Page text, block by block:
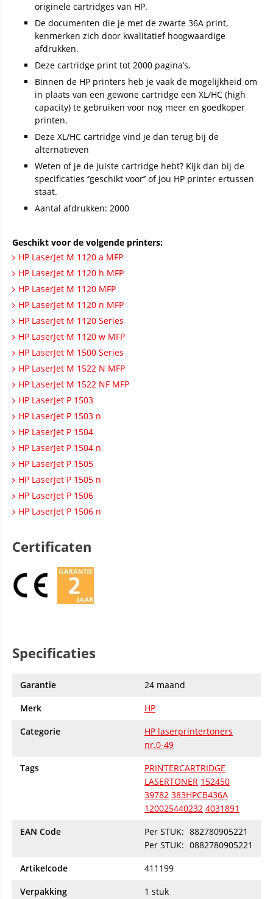
originele cartridges van HP.
De documenten die je met de zwarte 36A print,
kenmerken zich door kwalitatief hoogwaardige
afdrukken.
Deze cartridge print tot 2000 pagina’s.
Binnen de HP printers heb je vaak de mogelijkheid om
in plaats van een gewone cartridge een XL/HC (high
capacity) te gebruiken voor nog meer en goedkoper
printen.
Deze XL/HC cartridge vind je dan terug bij de
alternatieven
Weten of je de juiste cartridge hebt? Kijk dan bij de
specificaties ‘’geschikt voor’’ of jou HP printer ertussen
staat.
Aantal afdrukken: 2000
Geschikt voor de volgende printers:
HP LaserJet M 1120 a MFP
HP LaserJet M 1120 h MFP
HP LaserJet M 1120 MFP
HP LaserJet M 1120 n MFP
HP LaserJet M 1120 Series
HP LaserJet M 1120 w MFP
HP LaserJet M 1500 Series
HP LaserJet M 1522 N MFP
HP LaserJet M 1522 NF MFP
HP LaserJet P 1503
HP LaserJet P 1503 n
HP LaserJet P 1504
HP LaserJet P 1504 n
HP LaserJet P 1505
HP LaserJet P 1505 n
HP LaserJet P 1506
HP LaserJet P 1506 n
Certificaten
Specificaties
Garantie
24 maand
Merk
HP
Categorie
HP laserprintertoners
nr.0-49
Tags
PRINTERCARTRIDGE
LASERTONER 152450
39782 383HPCB436A
120025440232 4031891
EAN Code
Per STUK: 882780905221
Per STUK: 0882780905221
Artikelcode
411199
Verpakking
1 stuk